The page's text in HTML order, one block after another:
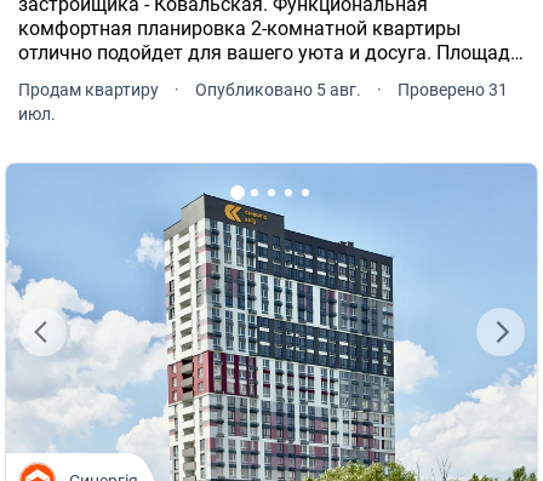
комфортная планировка 2-комнатной квартиры
отлично подойдет для вашего уюта и досуга. Площадь
2-комнатной квартиры - 119 м². Квартира расположена
на 25 этаже 26-и этажного дома.
Продам квартиру · Опубликовано 5 авг. ·
Проверено 31
июл.